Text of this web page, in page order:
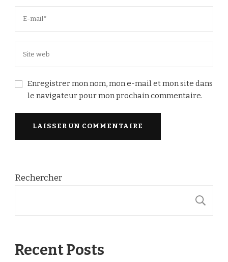
Enregistrer mon nom, mon e-mail et mon site dans
le navigateur pour mon prochain commentaire.
Rechercher
Recent Posts